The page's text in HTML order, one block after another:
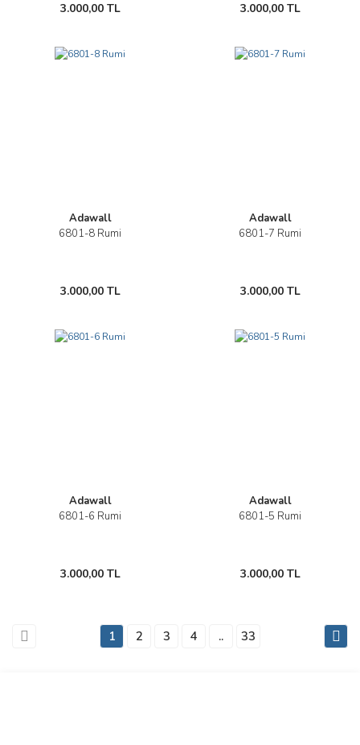
3.000,00 TL 3.000,00 TL
Adawall
6801-8 Rumi
3.000,00 TL
Adawall
6801-7 Rumi
3.000,00 TL
Adawall
6801-6 Rumi
3.000,00 TL
Adawall
6801-5 Rumi
3.000,00 TL
1 2 3 4 .. 33